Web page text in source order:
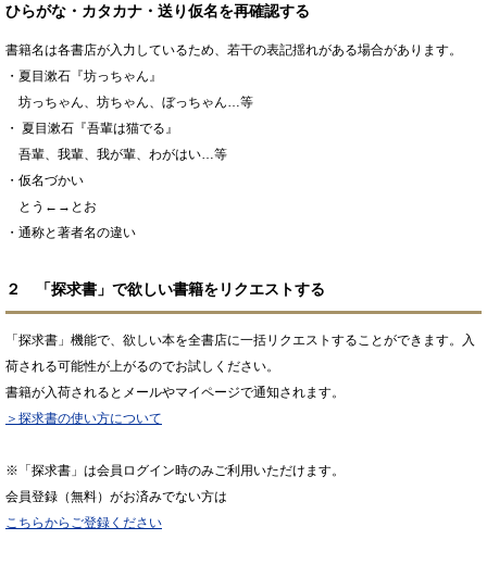
ひらがな・カタカナ・送り仮名を再確認する
書籍名は各書店が入力しているため、若干の表記揺れがある場合があります。
・夏目漱石『坊っちゃん』
坊っちゃん、坊ちゃん、ぼっちゃん…等
・ 夏目漱石『吾輩は猫でる』
吾輩、我輩、我が輩、わがはい…等
・仮名づかい
とう←→とお
・通称と著者名の違い
２ 「探求書」で欲しい書籍をリクエストする
「探求書」機能で、欲しい本を全書店に一括リクエストすることができます。入
荷される可能性が上がるのでお試しください。
書籍が入荷されるとメールやマイページで通知されます。
＞探求書の使い方について
※「探求書」は会員ログイン時のみご利用いただけます。
会員登録（無料）がお済みでない方は
こちらからご登録ください